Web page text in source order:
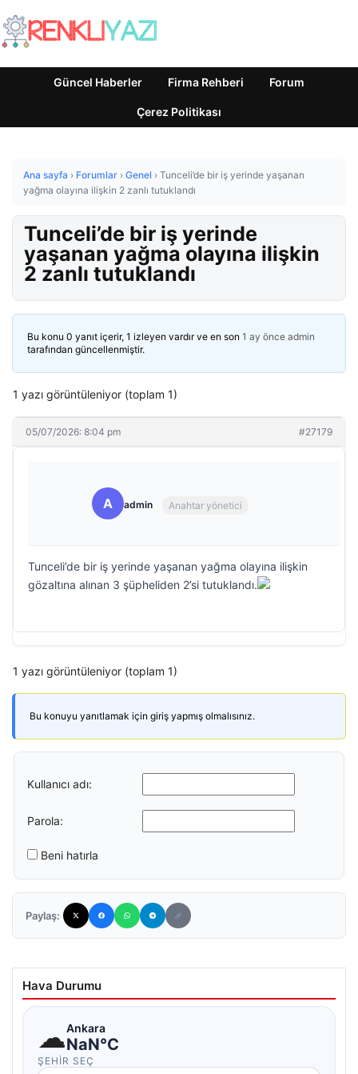
Güncel Haberler Firma Rehberi Forum
Çerez Politikası
Ana sayfa › Forumlar › Genel › Tunceli’de bir iş yerinde yaşanan
yağma olayına ilişkin 2 zanlı tutuklandı
Tunceli’de bir iş yerinde
yaşanan yağma olayına ilişkin
2 zanlı tutuklandı
Bu konu 0 yanıt içerir, 1 izleyen vardır ve en son 1 ay önce admin
tarafından güncellenmiştir.
1 yazı görüntüleniyor (toplam 1)
05/07/2026: 8:04 pm #27179
A admin Anahtar yönetici
Tunceli’de bir iş yerinde yaşanan yağma olayına ilişkin
gözaltına alınan 3 şüpheliden 2’si tutuklandı.
1 yazı görüntüleniyor (toplam 1)
Bu konuyu yanıtlamak için giriş yapmış olmalısınız.
Kullanıcı adı:
Parola:
Beni hatırla
Paylaş:
Hava Durumu
☁Ankara
NaN°C
ŞEHIR SEÇ